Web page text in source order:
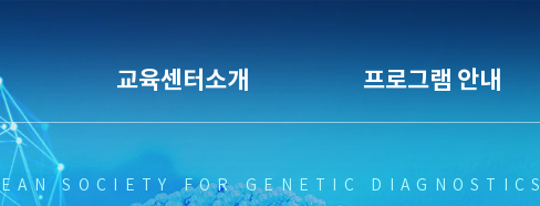
교육센터소개 프로그램 안내
SOCIETY FOR GENETIC DIAGNOSTICS